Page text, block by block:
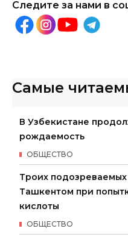
Следите за нами в
Самые
В Узбекистане
рождаемость
ОБЩЕСТВО
Троих
Ташкентом при
кислоты
ОБЩЕСТВО